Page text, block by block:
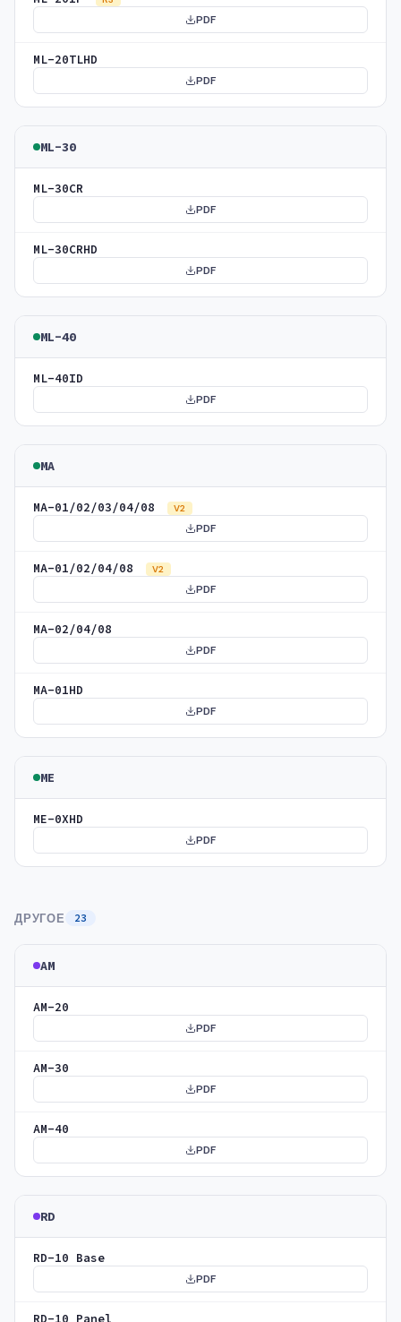
PDF
ML-20TLHD
PDF
ML-30
ML-30CR
PDF
ML-30CRHD
PDF
ML-40
ML-40ID
PDF
MA
MA-01/02/03/04/08 V2
PDF
MA-01/02/04/08 V2
PDF
MA-02/04/08
PDF
MA-01HD
PDF
ME
ME-0XHD
PDF
ДРУГОЕ 23
AM
AM-20
PDF
AM-30
PDF
AM-40
PDF
RD
RD-10 Base
PDF
RD-10 Panel